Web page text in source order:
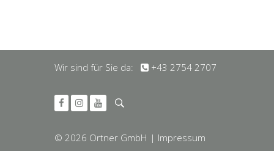
Wir sind für Sie da: +43 2754 2707
© 2026 Ortner GmbH | Impressum